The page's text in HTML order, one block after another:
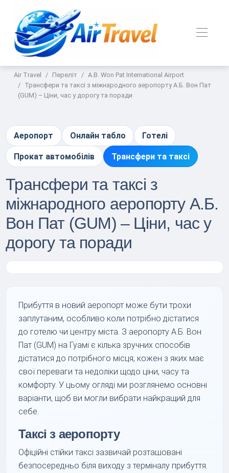
Air Travel Переліт
A.B. Won Pat International Airport
Трансфери та таксі з міжнародного аеропорту А.Б. Вон Пат
(GUM) – Ціни, час у дорогу та поради
Аеропорт Онлайн табло Готелі
Прокат автомобілів Трансфери та таксі
Трансфери та таксі з
міжнародного аеропорту А.Б.
Вон Пат (GUM) – Ціни, час у
дорогу та поради
Прибуття в новий аеропорт може бути трохи
заплутаним, особливо коли потрібно дістатися
до готелю чи центру міста. З аеропорту А.Б. Вон
Пат (GUM) на Гуамі є кілька зручних способів
дістатися до потрібного місця, кожен з яких має
свої переваги та недоліки щодо ціни, часу та
комфорту. У цьому огляді ми розглянемо основні
варіанти, щоб ви могли вибрати найкращий для
себе.
Таксі з аеропорту
Офіційні стійки таксі зазвичай розташовані
безпосередньо біля виходу з терміналу прибуття.